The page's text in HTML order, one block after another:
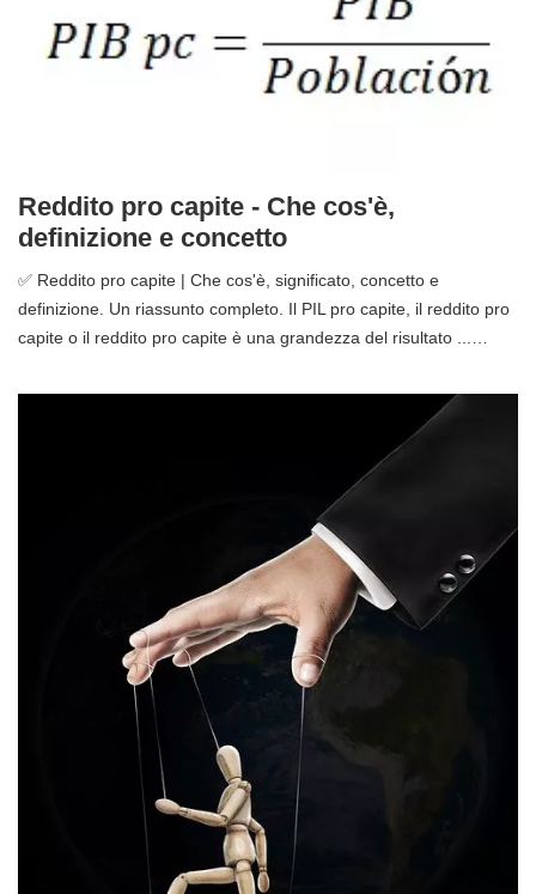
Reddito pro capite - Che cos'è,
definizione e concetto
✅ Reddito pro capite | Che cos'è, significato, concetto e
definizione. Un riassunto completo. Il PIL pro capite, il reddito pro
capite o il reddito pro capite è una grandezza del risultato ...…